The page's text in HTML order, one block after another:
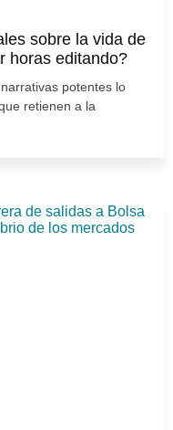
sobre la vida de
horas editando?
potentes lo
retienen a la